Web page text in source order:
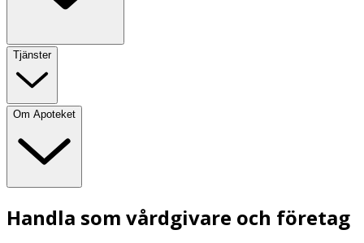
Tjänster
Om Apoteket
Handla som vårdgivare och företag